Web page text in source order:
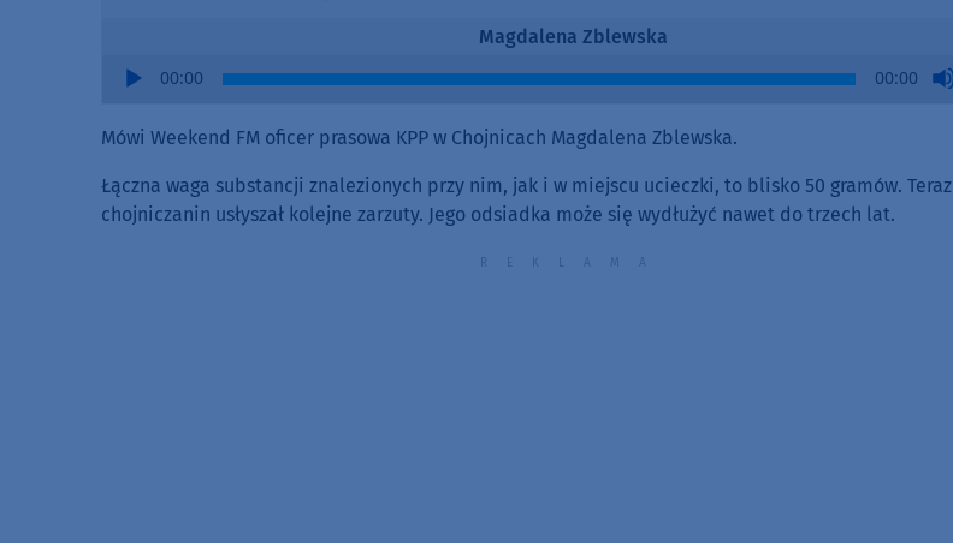
Magdalena Zblewska
Audio
00:00 00:00
Mówi Weekend FM oficer prasowa KPP w Chojnicach Magdalena Zblewska.
Łączna waga substancji znalezionych przy nim, jak i w miejscu ucieczki, to blisko 50 gramów. Teraz
chojniczanin usłyszał kolejne zarzuty. Jego odsiadka może się wydłużyć nawet do trzech lat.